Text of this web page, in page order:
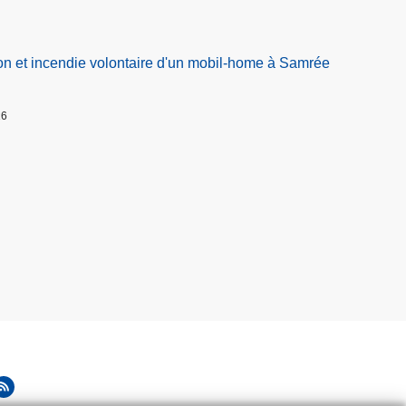
et incendie volontaire d'un mobil-home à Samrée